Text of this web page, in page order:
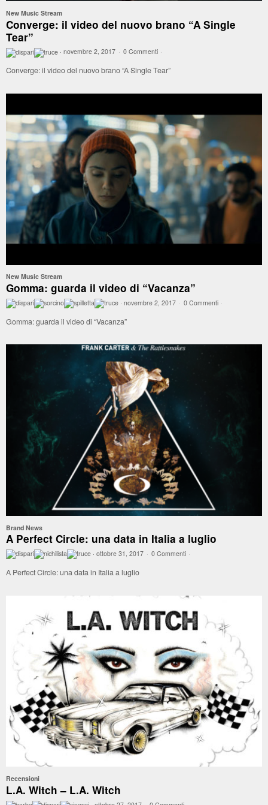
New Music Stream
Converge: il video del nuovo brano “A Single
Tear”
· novembre 2, 2017 · 0 Commenti ·
Converge: il video del nuovo brano “A Single Tear”
New Music Stream
Gomma: guarda il video di “Vacanza”
· novembre 2, 2017 · 0 Commenti ·
Gomma: guarda il video di “Vacanza”
Brand News
A Perfect Circle: una data in Italia a luglio
· ottobre 31, 2017 · 0 Commenti ·
A Perfect Circle: una data in Italia a luglio
Recensioni
L.A. Witch – L.A. Witch